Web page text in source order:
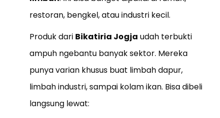
restoran, bengkel, atau industri kecil.
Produk dari Bikatiria Jogja udah terbukti
ampuh ngebantu banyak sektor. Mereka
punya varian khusus buat limbah dapur,
limbah industri, sampai kolam ikan. Bisa dibeli
langsung lewat: